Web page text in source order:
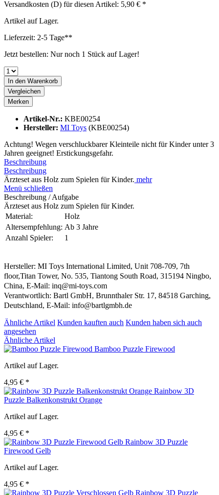
Versandkosten (D) für diesen Artikel: 5,90 € *
Artikel auf Lager.
Lieferzeit: 2-5 Tage**
Jetzt bestellen: Nur noch 1 Stück auf Lager!
In den Warenkorb
Vergleichen
Merken
Artikel-Nr.: KBE00254
Hersteller: MI Toys (KBE00254)
Achtung! Wegen verschluckbarer Kleinteile nicht für Kinder unter 3
Jahren geeignet! Erstickungsgefahr.
Beschreibung
Beschreibung
Ärzteset aus Holz zum Spielen für Kinder. mehr
Menü schließen
Beschreibung / Aufgabe
Ärzteset aus Holz zum Spielen für Kinder.
Material:
Holz
Altersempfehlung: Ab 3 Jahre
Anzahl Spieler:
1
Hersteller: MI Toys International Limited, Unit 708-709, 7th
floor,Titan Tower, No. 535, Tiantong South Road, 315194 Ningbo,
China, E-Mail: inq@mi-toys.com
Verantwortlich: Bartl GmbH, Brunnthaler Str. 17, 84518 Garching,
Deutschland, E-Mail: info@bartlgmbh.de
Ähnliche Artikel Kunden kauften auch Kunden haben sich auch
angesehen
Ähnliche Artikel
Bamboo Puzzle Firewood
Artikel auf Lager.
4,95 € *
Rainbow 3D
Puzzle Balkenkonstrukt Orange
Artikel auf Lager.
4,95 € *
Rainbow 3D Puzzle
Firewood Gelb
Artikel auf Lager.
4,95 € *
Rainbow 3D Puzzle